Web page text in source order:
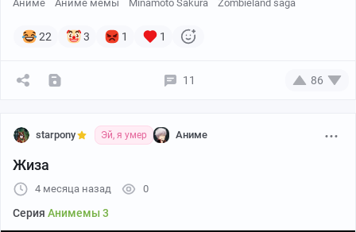
Аниме Аниме мемы Minamoto Sakura Zombieland saga
22 3 1 1
11 86
starpony Эй, я умер Аниме
Жиза
4 месяца назад 0
Серия Анимемы 3